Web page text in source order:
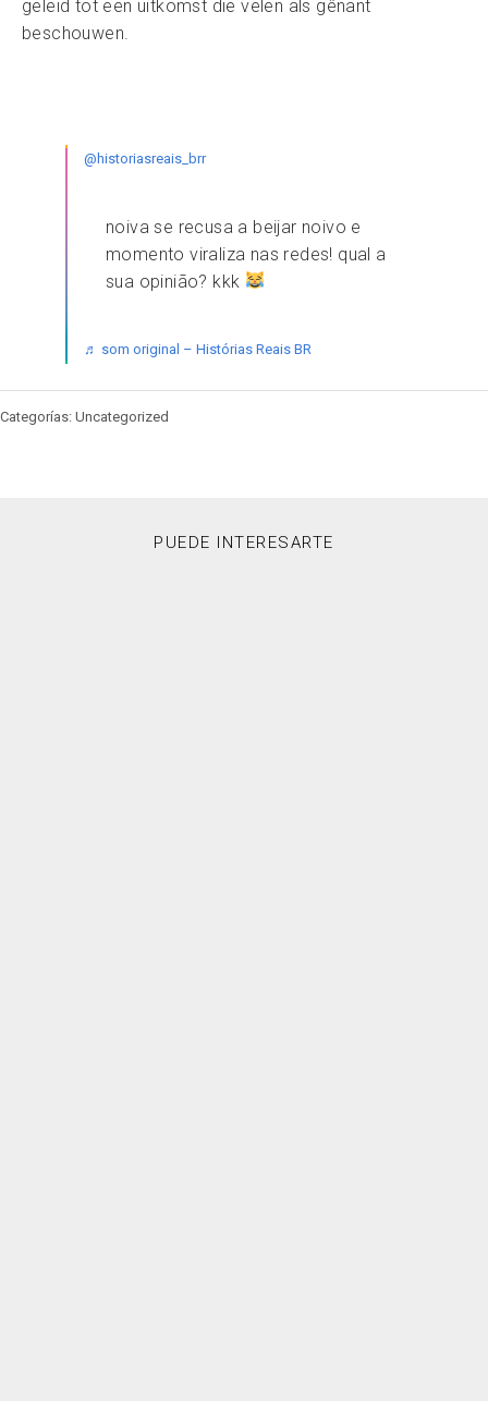
geleid tot een uitkomst die velen als gênant
beschouwen.
@historiasreais_brr
noiva se recusa a beijar noivo e
momento viraliza nas redes! qual a
sua opinião? kkk
♬ som original – Histórias Reais BR
Categorías: Uncategorized
PUEDE INTERESARTE